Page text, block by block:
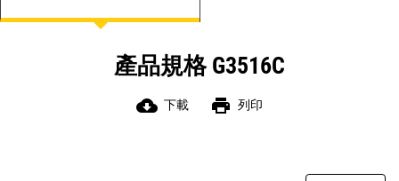
產品規格 G3516C
cloud_download 下載 print 列印